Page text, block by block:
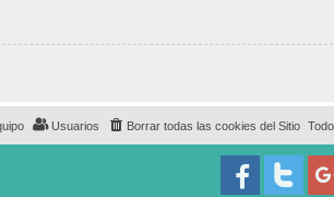
Borrar todas las cookies del Sitio
Usuarios